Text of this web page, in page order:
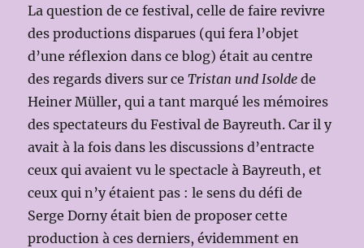
La question de ce festival, celle de faire revivre
des productions disparues (qui fera l’objet
d’une réflexion dans ce blog) était au centre
des regards divers sur ceTristan und Isolde de
Heiner Müller, qui a tant marqué les mémoires
des spectateurs du Festival de Bayreuth. Car il y
avait à la fois dans les discussions d’entracte
ceux qui avaient vu le spectacle à Bayreuth, et
ceux qui n’y étaient pas : le sens du défi de
Serge Dorny était bien de proposer cette
production à ces derniers, évidemment en